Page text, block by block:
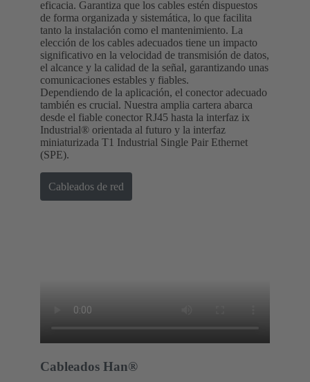
eficacia. Garantiza que los cables estén dispuestos
de forma organizada y sistemática, lo que facilita
tanto la instalación como el mantenimiento. La
elección de los cables adecuados tiene un impacto
significativo en la velocidad de transmisión de datos,
el alcance y la calidad de la señal, garantizando unas
comunicaciones estables y fiables.
Dependiendo de la aplicación, el conector adecuado
también es crucial. Nuestra amplia cartera abarca
desde el fiable conector RJ45 hasta la interfaz ix
Industrial® orientada al futuro y la interfaz
miniaturizada T1 Industrial Single Pair Ethernet
(SPE).
Cableados de red
Cableados Han®